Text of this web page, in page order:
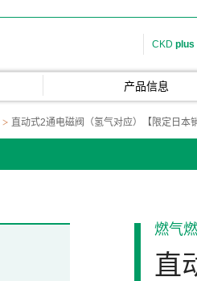
CKD plus
产品信息
直动式2通电磁阀（氢气对应）【限定日本
燃气
直